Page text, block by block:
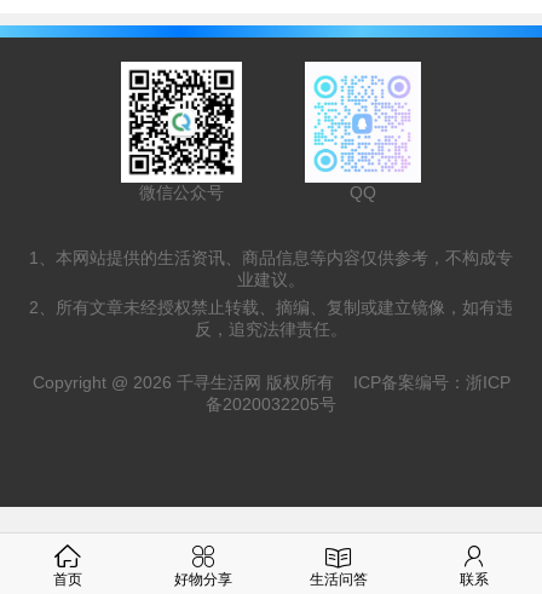
微信公众号 QQ
1、本网站提供的生活资讯、商品信息等内容仅供参考，不构成专
业建议。
2、所有文章未经授权禁止转载、摘编、复制或建立镜像，如有违
反，追究法律责任。
Copyright @ 2026 千寻生活网 版权所有 ICP备案编号：浙ICP
备2020032205号
首页 好物分享 生活问答 联系